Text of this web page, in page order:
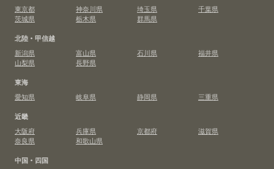
東京都
神奈川県 埼玉県
千葉県
茨城県
栃木県
群馬県
北陸・甲信越
新潟県
富山県 石川県
福井県
山梨県
長野県
東海
愛知県
岐阜県 静岡県
三重県
近畿
大阪府
兵庫県 京都府
滋賀県
奈良県
和歌山県
中国・四国